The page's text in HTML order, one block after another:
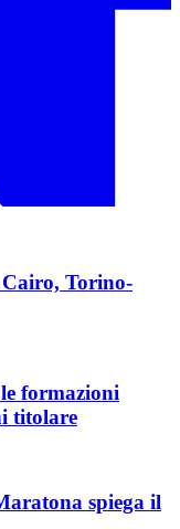
Torino-
formazioni
titolare
spiega il